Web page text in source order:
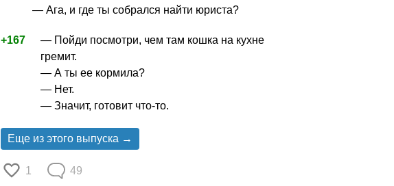
— Ага, и где ты собрался найти юриста?
+167
— Пойди посмотри, чем там кошка на кухне
гремит.
— А ты ее кормила?
— Нет.
— Значит, готовит что-то.
Еще из этого выпуска →
1 49